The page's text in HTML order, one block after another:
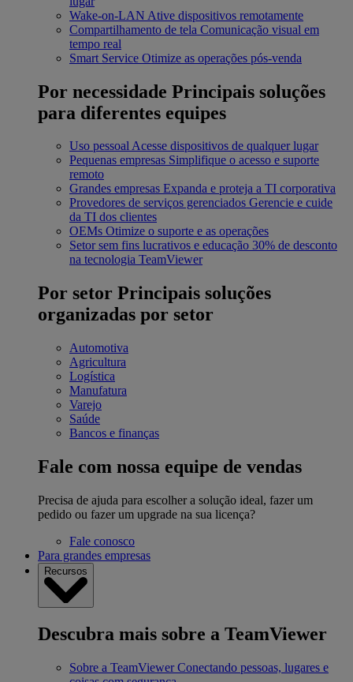
Wake-on-LAN Ative dispositivos remotamente
Compartilhamento de tela Comunicação visual em
tempo real
Smart Service Otimize as operações pós-venda
Por necessidade Principais soluções
para diferentes equipes
Uso pessoalAcesse dispositivos de qualquer lugar
Pequenas empresas Simplifique o acesso e suporte
remoto
Grandes empresas Expanda e proteja a TI corporativa
Provedores de serviços gerenciados Gerencie e cuide
da TI dos clientes
OEMs Otimize o suporte e as operações
Setor sem fins lucrativos e educação 30% de desconto
na tecnologia TeamViewer
Por setor Principais soluções
organizadas por setor
Automotiva
Agricultura
Logística
Manufatura
Varejo
Saúde
Bancos e finanças
Fale com nossa equipe de vendas
Precisa de ajuda para escolher a solução ideal, fazer um
pedido ou fazer um upgrade na sua licença?
Fale conosco
Para grandes empresas
Recursos
Descubra mais sobre a TeamViewer
Sobre a TeamViewer Conectando pessoas, lugares e